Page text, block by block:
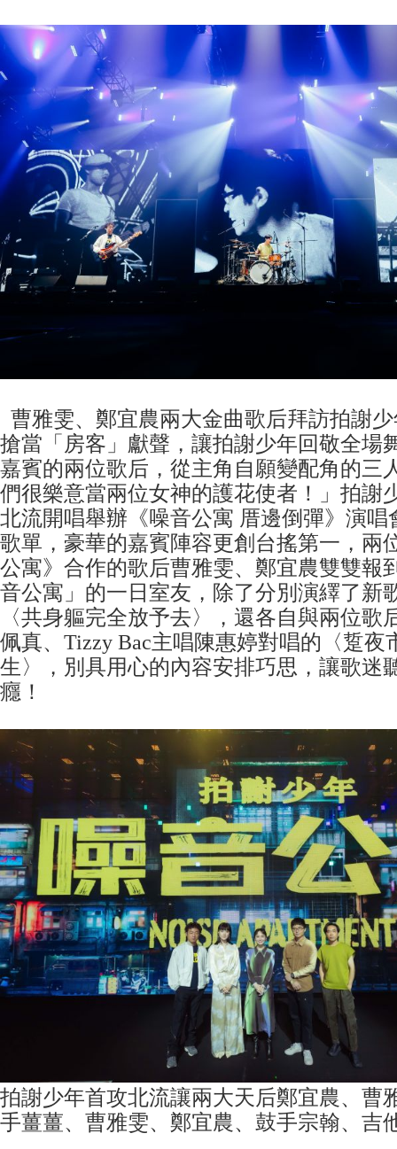
曹雅雯、鄭宜農兩大金曲歌后拜訪拍謝
搶當「房客」獻聲，讓拍謝少年回敬全場
嘉賓的兩位歌后，從主角自願變配角的三
們很樂意當兩位女神的護花使者！」拍謝
北流開唱舉辦《噪音公寓 厝邊倒彈》演唱
歌單，豪華的嘉賓陣容更創台搖第一，兩
公寓》合作的歌后曹雅雯、鄭宜農雙雙報
音公寓」的一日室友，除了分別演繹了新
〈共身軀完全放予去〉，還各自與兩位歌
佩真、Tizzy Bac主唱陳惠婷對唱的〈踅夜
生〉，別具用心的內容安排巧思，讓歌迷
癮！
拍謝少年首攻北流讓兩大天后鄭宜農、曹
手薑薑、曹雅雯、鄭宜農、鼓手宗翰、吉